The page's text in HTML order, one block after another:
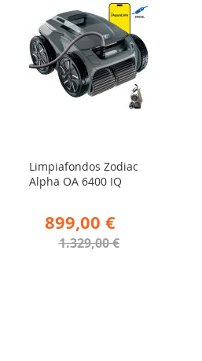
Limpiafondos Zodiac
Alpha OA 6400 IQ
899,00 €
1.329,00 €